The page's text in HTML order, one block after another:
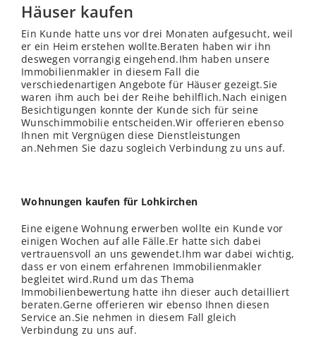
Häuser kaufen
Ein Kunde hatte uns vor drei Monaten aufgesucht, weil
er ein Heim erstehen wollte.Beraten haben wir ihn
deswegen vorrangig eingehend.Ihm haben unsere
Immobilienmakler in diesem Fall die
verschiedenartigen Angebote für Häuser gezeigt.Sie
waren ihm auch bei der Reihe behilflich.Nach einigen
Besichtigungen konnte der Kunde sich für seine
Wunschimmobilie entscheiden.Wir offerieren ebenso
Ihnen mit Vergnügen diese Dienstleistungen
an.Nehmen Sie dazu sogleich Verbindung zu uns auf.
Wohnungen kaufen für Lohkirchen
Eine eigene Wohnung erwerben wollte ein Kunde vor
einigen Wochen auf alle Fälle.Er hatte sich dabei
vertrauensvoll an uns gewendet.Ihm war dabei wichtig,
dass er von einem erfahrenen Immobilienmakler
begleitet wird.Rund um das Thema
Immobilienbewertung hatte ihn dieser auch detailliert
beraten.Gerne offerieren wir ebenso Ihnen diesen
Service an.Sie nehmen in diesem Fall gleich
Verbindung zu uns auf.